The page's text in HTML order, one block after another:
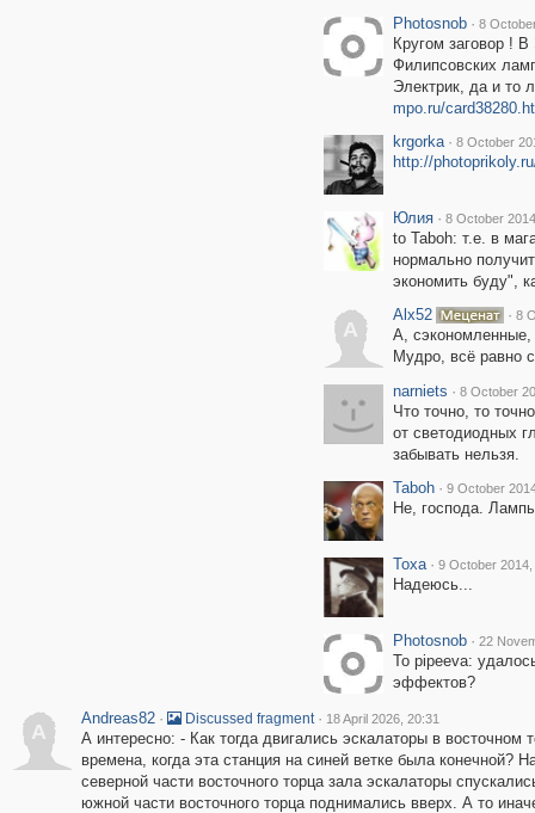
Photosnob · 8
Кругом заговор !
Филипсовских
Электрик, да и то
mpo.ru/
krgorka · 8 October
http://
Юлия · 8 October
to Taboh: т.е. в
нормально
экономить буду",
A
Alx52 · 8
А, сэкономленные,
Мудро, всё равно
narniets · 8 October
Что точно, то
от светодиодных
забывать нельзя.
Taboh · 9 October
Не, господа.
Toxa · 9 October 2014,
Надеюсь...
Photosnob · 22
То pipeeva:
эффектов?
A
Andreas82 · Discussed fragment · 18 April 2026, 20:31
А интересно: - Как тогда двигались эскалаторы в
времена, когда эта станция на синей ветке была конечной?
северной части восточного торца зала эскалаторы
южной части восточного торца поднимались вверх. А то